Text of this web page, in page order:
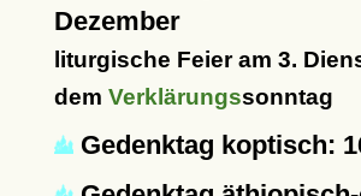
Dezember
liturgische Feier am 3.
dem Verklärungssonntag
Gedenktag koptisch: